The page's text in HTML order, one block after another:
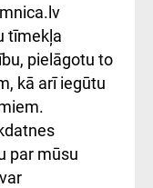
tīmekļa
pielāgotu to
kā arī iegūtu
par mūsu